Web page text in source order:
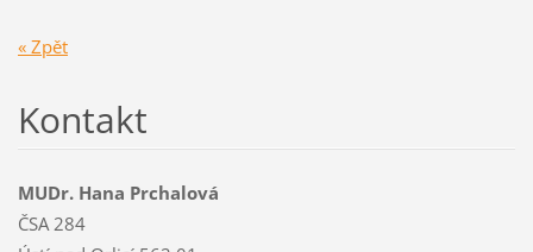
« Zpět
Kontakt
MUDr. Hana Prchalová
ČSA 284